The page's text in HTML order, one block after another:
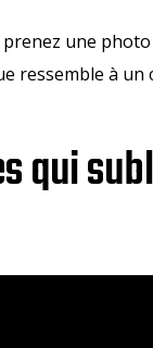
une
ressemble à
qui